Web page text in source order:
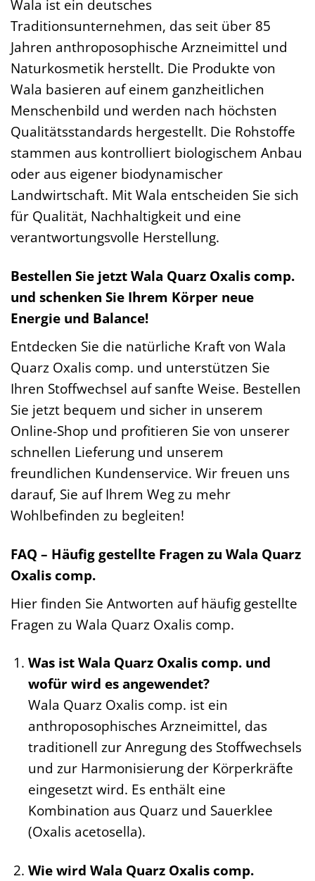
Wala ist ein deutsches
Traditionsunternehmen, das seit über 85
Jahren anthroposophische Arzneimittel und
Naturkosmetik herstellt. Die Produkte von
Wala basieren auf einem ganzheitlichen
Menschenbild und werden nach höchsten
Qualitätsstandards hergestellt. Die Rohstoffe
stammen aus kontrolliert biologischem Anbau
oder aus eigener biodynamischer
Landwirtschaft. Mit Wala entscheiden Sie sich
für Qualität, Nachhaltigkeit und eine
verantwortungsvolle Herstellung.
Bestellen Sie jetzt Wala Quarz Oxalis comp.
und schenken Sie Ihrem Körper neue
Energie und Balance!
Entdecken Sie die natürliche Kraft von Wala
Quarz Oxalis comp. und unterstützen Sie
Ihren Stoffwechsel auf sanfte Weise. Bestellen
Sie jetzt bequem und sicher in unserem
Online-Shop und profitieren Sie von unserer
schnellen Lieferung und unserem
freundlichen Kundenservice. Wir freuen uns
darauf, Sie auf Ihrem Weg zu mehr
Wohlbefinden zu begleiten!
FAQ – Häufig gestellte Fragen zu Wala Quarz
Oxalis comp.
Hier finden Sie Antworten auf häufig gestellte
Fragen zu Wala Quarz Oxalis comp.
Was ist Wala Quarz Oxalis comp. und
wofür wird es angewendet?
Wala Quarz Oxalis comp. ist ein
anthroposophisches Arzneimittel, das
traditionell zur Anregung des Stoffwechsels
und zur Harmonisierung der Körperkräfte
eingesetzt wird. Es enthält eine
Kombination aus Quarz und Sauerklee
(Oxalis acetosella).
Wie wird Wala Quarz Oxalis comp.